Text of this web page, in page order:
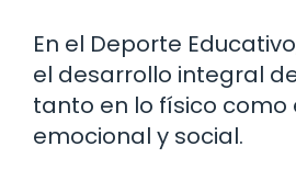
En el Deporte
el desarrollo integral
tanto en lo físico como
emocional y social.